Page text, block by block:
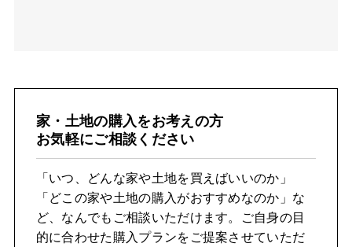
家・土地の購入をお考えの方
お気軽にご相談ください
「いつ、どんな家や土地を買えばいいのか」
「どこの家や土地の購入がおすすめなのか」な
ど、なんでもご相談いただけます。ご自身の目
的に合わせた購入プランをご提案させていただ